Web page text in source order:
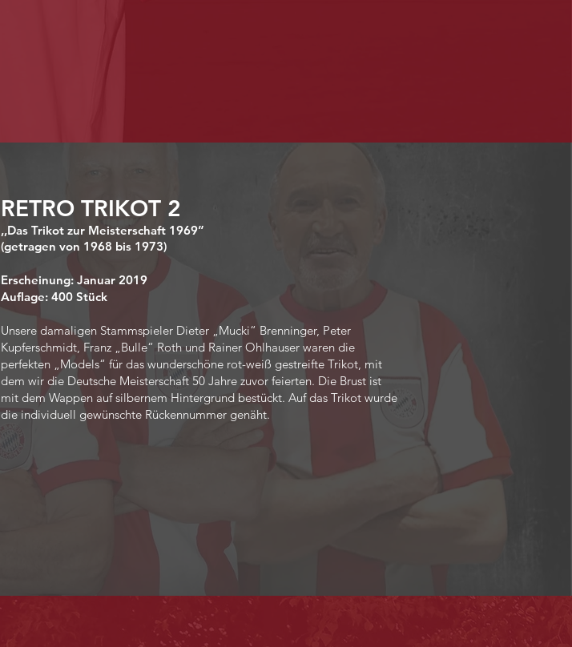
RETRO TRIKOT 2
,,Das Trikot zur Meisterschaft 1969”
(getragen von 1968 bis 1973)
Erscheinung: Januar 2019
Auflage: 400 Stück
Unsere damaligen Stammspieler Dieter „Mucki“ Brenninger, Peter
Kupferschmidt, Franz „Bulle“ Roth und Rainer Ohlhauser waren die
perfekten „Models“ für das wunderschöne rot-weiß gestreifte Trikot, mit
dem wir die Deutsche Meisterschaft 50 Jahre zuvor feierten. Die Brust ist
mit dem Wappen auf silbernem Hintergrund bestückt. Auf das Trikot wurde
die individuell gewünschte Rückennummer genäht.